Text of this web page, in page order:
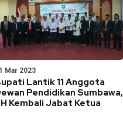
Mar 2023
Lantik 11 Anggota
Pendidikan Sumbawa,
Kembali Jabat Ketua